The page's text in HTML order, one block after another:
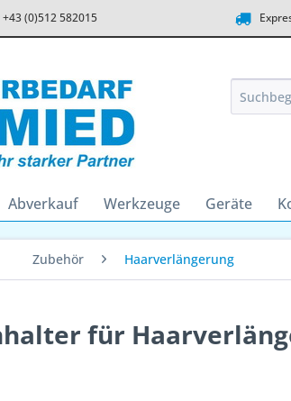
(0)512 582015
Abverkauf Werkzeuge Geräte
Zubehör Haarverlängerung
für